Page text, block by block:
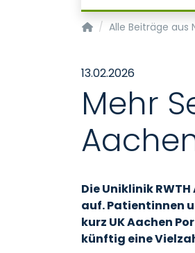
Klinik für Hals-,
Alle Beiträge aus
13.02.2026
Mehr
Die Uniklinik
auf. Patientinnen
kurz UK Aachen
künftig eine